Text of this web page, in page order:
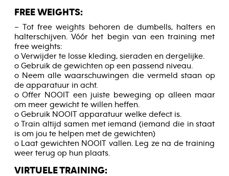
FREE WEIGHTS:
– Tot free weights behoren de dumbells, halters en
halterschijven. Vóór het begin van een training met
free weights:
o Verwijder te losse kleding, sieraden en dergelijke.
o Gebruik de gewichten op een passend niveau.
o Neem alle waarschuwingen die vermeld staan op
de apparatuur in acht.
o Offer NOOIT een juiste beweging op alleen maar
om meer gewicht te willen heffen.
o Gebruik NOOIT apparatuur welke defect is.
o Train altijd samen met iemand (iemand die in staat
is om jou te helpen met de gewichten)
o Laat gewichten NOOIT vallen. Leg ze na de training
weer terug op hun plaats.
VIRTUELE TRAINING: